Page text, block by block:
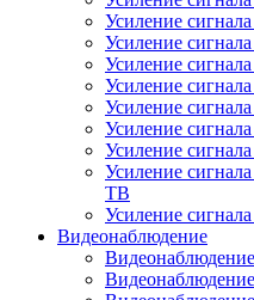
Усиление
Усиление
Усиление
Усиление
Усиление
Усиление
Усиление
Усиление
ТВ
Усиление
Видеонаблюдение